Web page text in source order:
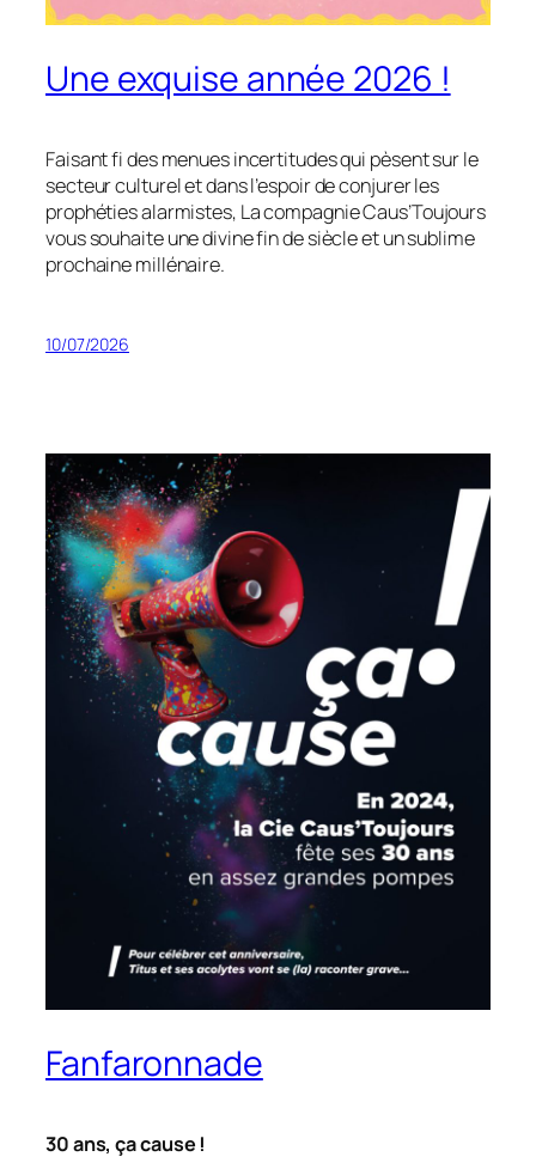
Une exquise année 2026 !
Faisant fi des menues incertitudes qui pèsent sur le
secteur culturel et dans l’espoir de conjurer les
prophéties alarmistes, La compagnie Caus’Toujours
vous souhaite une divine fin de siècle et un sublime
prochaine millénaire.
10/07/2026
Fanfaronnade
30 ans, ça cause !